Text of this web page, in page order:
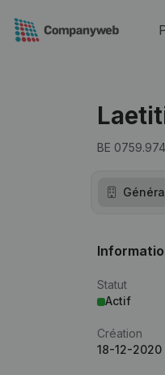
BE
Statut
Actif
Création
18-12-2020